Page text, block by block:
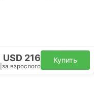
USD 216
за взрослого
Купить